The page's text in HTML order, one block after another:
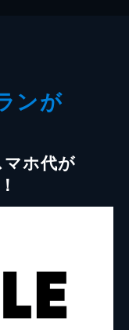
ンが
ホ代が